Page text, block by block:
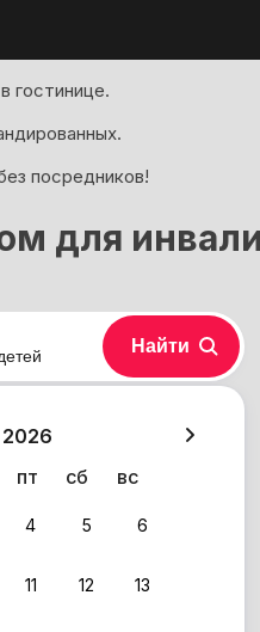
гостинице.
посредников!
для
пт сб вс
4 5 6
11 12 13
Найти